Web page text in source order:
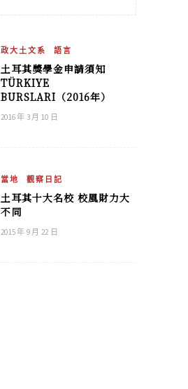
政大土文系 語言
土耳其獎學金申請須知
TÜRKIYE
BURSLARI（2016年）
2016 年 3 月 10 日
當地 觀察日記
土耳其十大名校 校風財力大
不同
2015 年 9 月 22 日